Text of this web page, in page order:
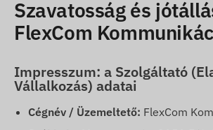
Szavatosság és
FlexCom
Impresszum: a Szolgáltató
Vállalkozás) adatai
Cégnév / Üzemeltető: FlexCom